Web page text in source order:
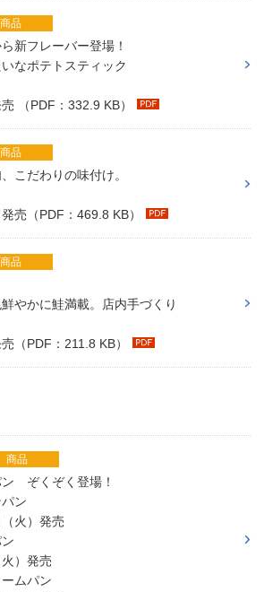
商品
新フレーバー登場！
なポテトスティック
（PDF：332.9 KB）
商品
こだわりの味付け。
売（PDF：469.8 KB）
商品
やかに鮭満載。店内手づくり
（PDF：211.8 KB）
商品
ン ぞくぞく登場！
ン
火）発売
）発売
ムパン